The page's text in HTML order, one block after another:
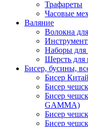
Трафареты
Часовые
Валяние
Волокна
Наборы для
Шерсть для
Бисер, бусины,
Бисер Китай
Бисер
Бисер
GAMMA)
Бисер
Бисер